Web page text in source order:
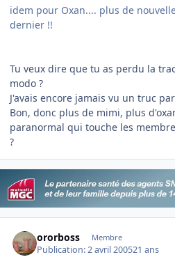
idem pour Oxan.... plus de
dernier !!
Tu veux dire que tu as perdu la
modo ?
J'avais encore jamais vu un truc
Bon, donc plus de mimi, plus
paranormal qui touche les
?
ororboss Membre
Publication:2 avril 200521 ans